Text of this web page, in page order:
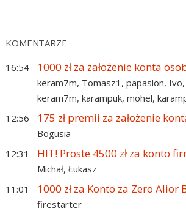
KOMENTARZE
16:54
keram7m, Tomasz1, papaslon, Ivo,
keram7m, karampuk, mohel,
12:56
175 zł premii za założenie
Bogusia
12:31
Michał, Łukasz
11:01
firestarter